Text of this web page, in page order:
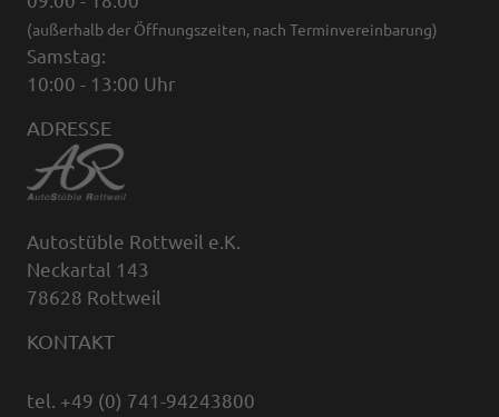
(außerhalb der Öffnungszeiten, nach Terminvereinbarung)
Samstag:
10:00 - 13:00 Uhr
ADRESSE
Autostüble Rottweil e.K.
Neckartal 143
78628 Rottweil
KONTAKT
tel. +49 (0) 741-94243800